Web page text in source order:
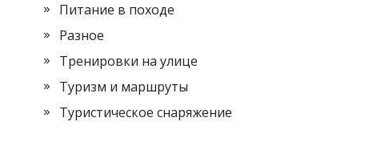
Питание в походе
Разное
Тренировки на улице
Туризм и маршруты
Туристическое снаряжение